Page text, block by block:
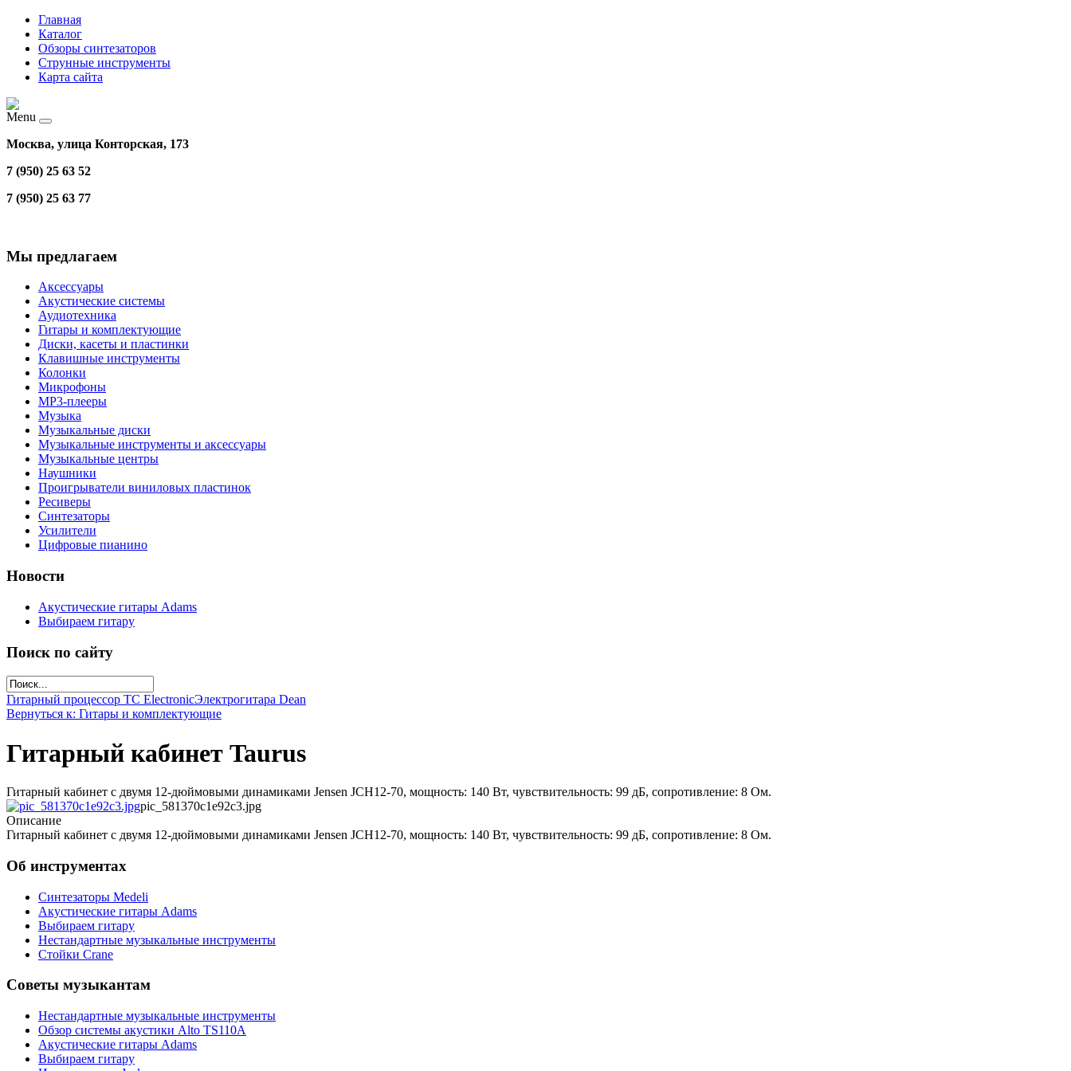
Главная
Каталог
Обзоры синтезаторов
Струнные инструменты
Карта сайта
Menu
Москва, улица Конторская, 173
7 (950) 25 63 52
7 (950) 25 63 77
Мы предлагаем
Аксессуары
Акустические системы
Аудиотехника
Гитары и комплектующие
Диски, касеты и пластинки
Клавишные инструменты
Колонки
Микрофоны
МР3-плееры
Музыка
Музыкальные диски
Музыкальные инструменты и аксессуары
Музыкальные центры
Наушники
Проигрыватели виниловых пластинок
Ресиверы
Синтезаторы
Усилители
Цифровые пианино
Новости
Акустические гитары Adams
Выбираем гитару
Поиск по сайту
Гитарный процессор TC ElectronicЭлектрогитара Dean
Вернуться к: Гитары и комплектующие
Гитарный кабинет Taurus
Гитарный кабинет с двумя 12-дюймовыми динамиками Jensen JCH12-70, мощность: 140 Вт, чувствительность: 99 дБ, сопротивление: 8 Ом.
pic_581370c1e92c3.jpg
Описание
Гитарный кабинет с двумя 12-дюймовыми динамиками Jensen JCH12-70, мощность: 140 Вт, чувствительность: 99 дБ, сопротивление: 8 Ом.
Об инструментах
Синтезаторы Мedeli
Акустические гитары Adams
Выбираем гитару
Нестандартные музыкальные инструменты
Стойки Crane
Советы музыкантам
Нестандартные музыкальные инструменты
Обзор системы акустики Alto TS110A
Акустические гитары Adams
Выбираем гитару